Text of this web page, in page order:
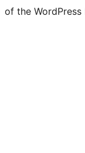
of the WordPress